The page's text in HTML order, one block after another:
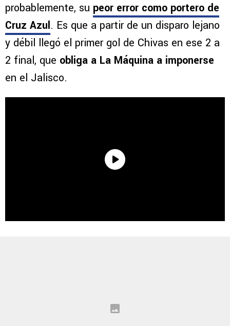
probablemente, su peor error como portero de
Cruz Azul. Es que a partir de un disparo lejano
y débil llegó el primer gol de Chivas en ese 2 a
2 final, que obliga a La Máquina a imponerse
en el Jalisco.